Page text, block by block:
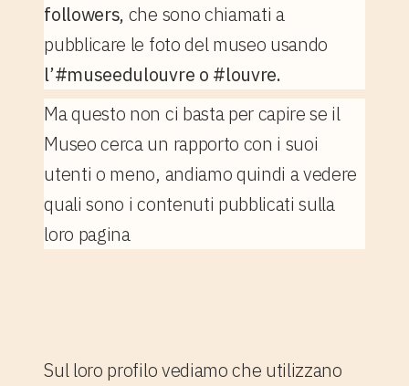
followers, che sono chiamati a
pubblicare le foto del museo usando
l’#museedulouvre o #louvre.
Ma questo non ci basta per capire se il
Museo cerca un rapporto con i suoi
utenti o meno, andiamo quindi a vedere
quali sono i contenuti pubblicati sulla
loro pagina
Sul loro profilo vediamo che utilizzano